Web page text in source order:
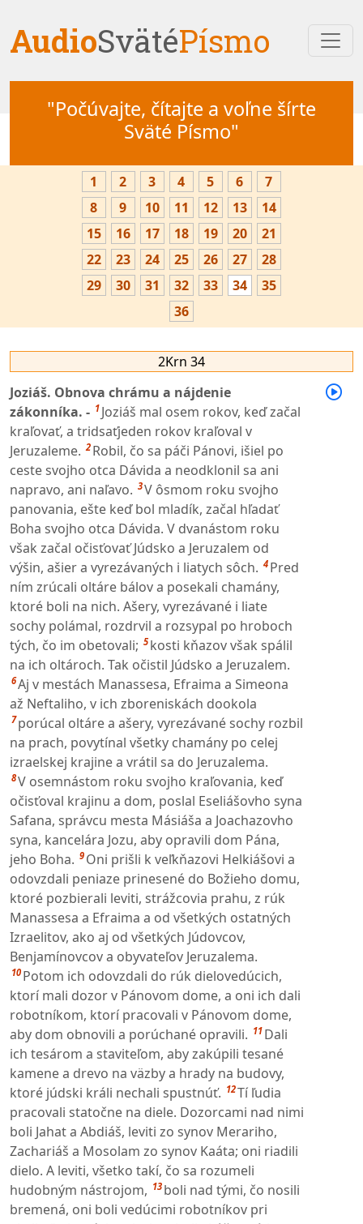
AudioSvätéPísmo
"Počúvajte, čítajte a voľne šírte
Sväté Písmo"
1 2 3 4 5 6
7
8
9 10 11 12 13
14
15
16 17 18 19 20
21
22
23 24 25 26 27
28
29
30 31 32 33 34
35
36
2Krn 34
Joziáš. Obnova chrámu a nájdenie
zákonníka. - 1 Joziáš mal osem rokov, keď začal
kraľovať, a tridsaťjeden rokov kraľoval v
Jeruzaleme. 2 Robil, čo sa páči Pánovi, išiel po
ceste svojho otca Dávida a neodklonil sa ani
napravo, ani naľavo. 3V ôsmom roku svojho
panovania, ešte keď bol mladík, začal hľadať
Boha svojho otca Dávida. V dvanástom roku
však začal očisťovať Júdsko a Jeruzalem od
výšin, ašier a vyrezávaných i liatych sôch. 4 Pred
ním zrúcali oltáre bálov a posekali chamány,
ktoré boli na nich. Ašery, vyrezávané i liate
sochy polámal, rozdrvil a rozsypal po hroboch
tých, čo im obetovali; 5 kosti kňazov však spálil
na ich oltároch. Tak očistil Júdsko a Jeruzalem.
6Aj v mestách Manassesa, Efraima a Simeona
až Neftaliho, v ich zboreniskách dookola
7 porúcal oltáre a ašery, vyrezávané sochy rozbil
na prach, povytínal všetky chamány po celej
izraelskej krajine a vrátil sa do Jeruzalema.
8V osemnástom roku svojho kraľovania, keď
očisťoval krajinu a dom, poslal Eseliášovho syna
Safana, správcu mesta Másiáša a Joachazovho
syna, kancelára Jozu, aby opravili dom Pána,
jeho Boha. 9 Oni prišli k veľkňazovi Helkiášovi a
odovzdali peniaze prinesené do Božieho domu,
ktoré pozbierali leviti, strážcovia prahu, z rúk
Manassesa a Efraima a od všetkých ostatných
Izraelitov, ako aj od všetkých Júdovcov,
Benjamínovcov a obyvateľov Jeruzalema.
10 Potom ich odovzdali do rúk dielovedúcich,
ktorí mali dozor v Pánovom dome, a oni ich dali
robotníkom, ktorí pracovali v Pánovom dome,
aby dom obnovili a porúchané opravili. 11 Dali
ich tesárom a staviteľom, aby zakúpili tesané
kamene a drevo na väzby a hrady na budovy,
ktoré júdski králi nechali spustnúť. 12Tí ľudia
pracovali statočne na diele. Dozorcami nad nimi
boli Jahat a Abdiáš, leviti zo synov Merariho,
Zachariáš a Mosolam zo synov Kaáta; oni riadili
dielo. A leviti, všetko takí, čo sa rozumeli
hudobným nástrojom, 13 boli nad tými, čo nosili
bremená, oni boli vedúcimi robotníkov pri